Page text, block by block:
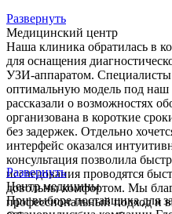
Развернуть
Медицинский центр
Наша клиника обратилась в
для оснащения
УЗИ-аппаратом.
оптимальную модель под наш
рассказали о возможностях
организована в короткие
без задержек. Отдельно
интерфейс оказался
консультация позволила
исследования проводятся
довольны комфортом. Мы
профессиональный подход и
Развернуть
Центр медицины
При выборе поставщика для